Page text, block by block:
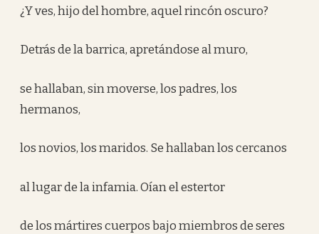
¿Y ves, hijo del hombre, aquel rincón oscuro?
Detrás de la barrica, apretándose al muro,
se hallaban, sin moverse, los padres, los
hermanos,
los novios, los maridos. Se hallaban los cercanos
al lugar de la infamia. Oían el estertor
de los mártires cuerpos bajo miembros de seres